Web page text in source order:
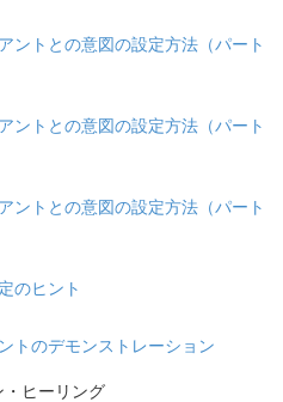
ントとの意図の設定方法（パート
ントとの意図の設定方法（パート
ントとの意図の設定方法（パート
のヒント
トのデモンストレーション
ヒーリング